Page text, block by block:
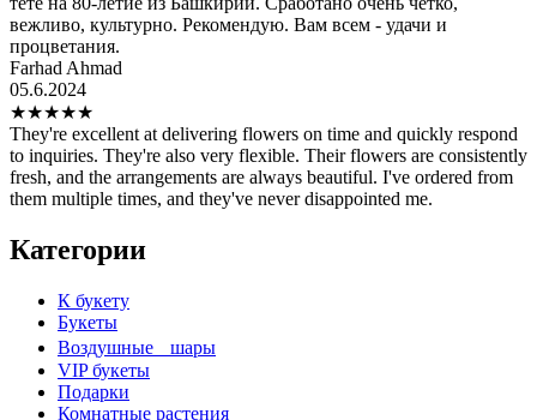
вежливо, культурно. Рекомендую. Вам всем - удачи и
процветания.
Farhad Ahmad
05.6.2024
★★★★★
They're excellent at delivering flowers on time and quickly respond
to inquiries. They're also very flexible. Their flowers are consistently
fresh, and the arrangements are always beautiful. I've ordered from
them multiple times, and they've never disappointed me.
Категории
К букету
Букеты
Воздушные шары
VIP букеты
Подарки
Комнатные растения